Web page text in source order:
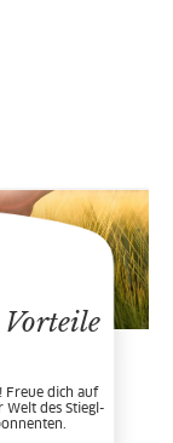
Vorteile
Freue dich auf
des Stiegl-